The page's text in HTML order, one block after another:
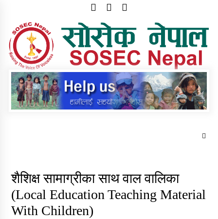
content
sosec.org.np
वार्षिक प्रगति प्रतिवेदन र परिवर्तनका कथा
छपाइ सम्वन्धि सुचना
शैशिक्ष सामाग्रीका साथ वाल वालिका
(Local Education Teaching Material
With Children)